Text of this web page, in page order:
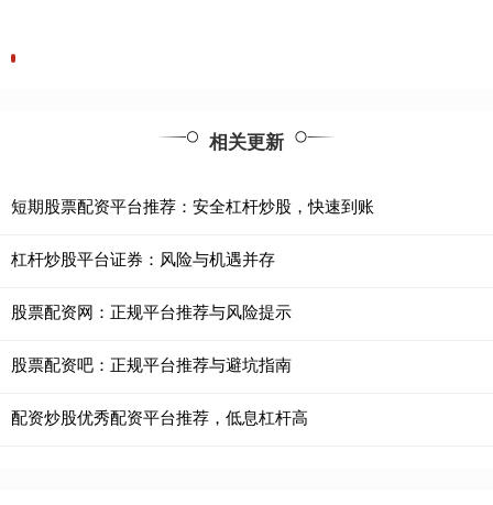
相关更新
短期股票配资平台推荐：安全杠杆炒股，快速到账
杠杆炒股平台证券：风险与机遇并存
股票配资网：正规平台推荐与风险提示
股票配资吧：正规平台推荐与避坑指南
配资炒股优秀配资平台推荐，低息杠杆高